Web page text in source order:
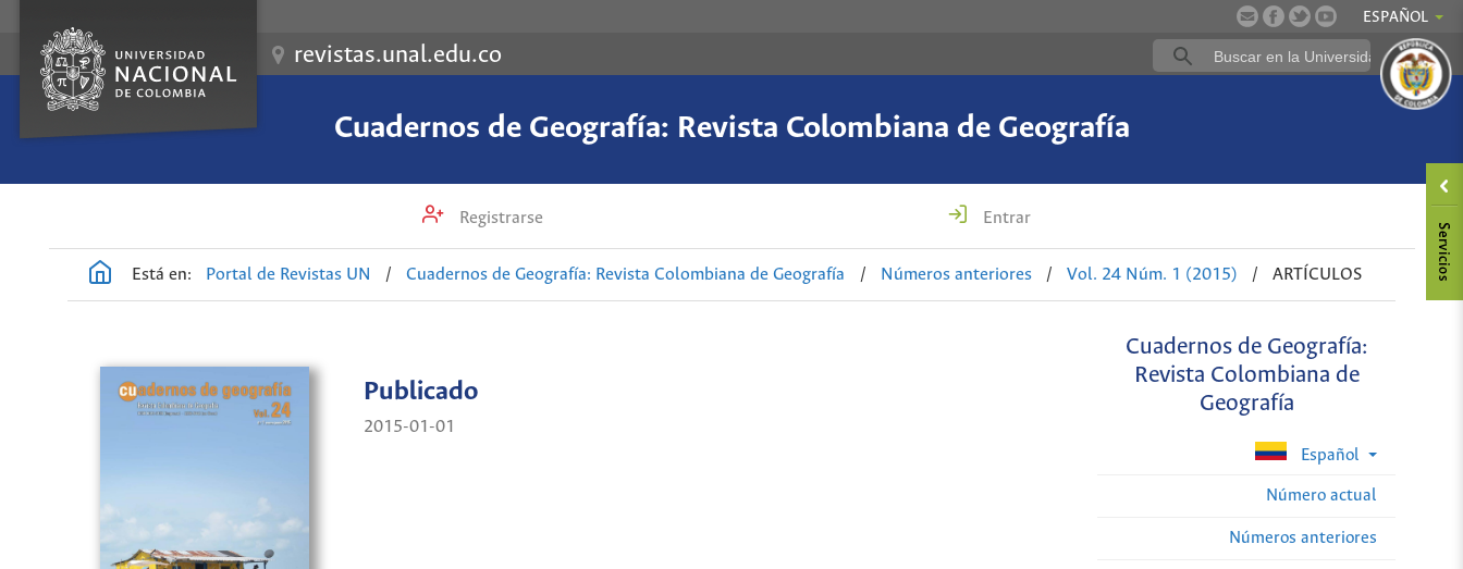
ESPAÑOL
revistas.unal.edu.co
Cuadernos de Geografía: Revista Colombiana de Geografía
Registrarse Entrar
Está en: Portal de Revistas UN / Cuadernos de Geografía: Revista Colombiana de Geografía / Números anteriores / Vol. 24 Núm. 1 (2015) / ARTÍCULOS
Cuadernos de Geografía:
Revista Colombiana de
Geografía
Español
Número actual
Números anteriores
Publicado
2015-01-01